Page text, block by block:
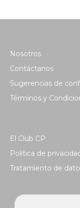
Nosotros
Contáctanos
Sugerencias de
Términos y
El Club CP
Política de
Tratamiento de